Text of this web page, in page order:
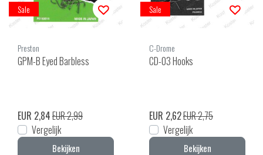
Sale
Preston
GPM-B Eyed Barbless
EUR 2,84EUR 2,99
Vergelijk
Bekijken
Sale
C-Drome
CD-03 Hooks
EUR 2,62EUR 2,75
Vergelijk
Bekijken